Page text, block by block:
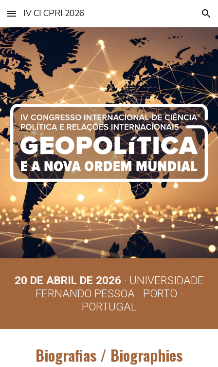
Skip to main content Skip to navigation
IV CI CPRI 2026
20 DE ABRIL DE 2026· UNIVERSIDADE
FERNANDO PESSOA · PORTO ·
PORTUGAL
Biografias / Biographies